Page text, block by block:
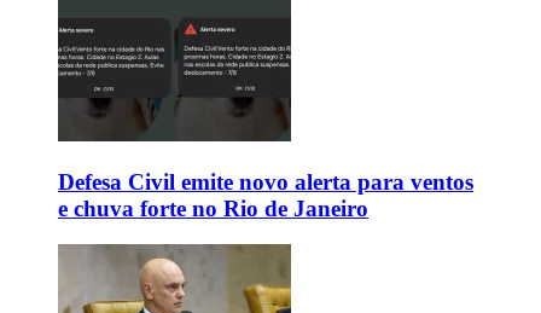
Defesa Civil emite novo alerta para ventos
e chuva forte no Rio de Janeiro